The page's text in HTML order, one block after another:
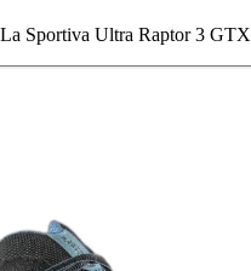
Sportiva Ultra Raptor 3 GTX